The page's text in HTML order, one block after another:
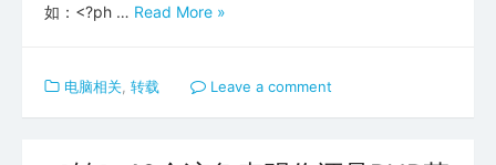
如：<?ph … Read More »
电脑相关 转载 Leave a comment